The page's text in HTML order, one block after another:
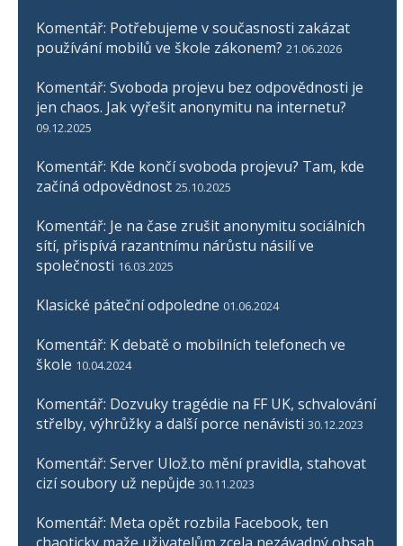
Komentář: Potřebujeme v současnosti zakázat
používání mobilů ve škole zákonem? 21.06.2026
Komentář: Svoboda projevu bez odpovědnosti je
jen chaos. Jak vyřešit anonymitu na internetu?
09.12.2025
Komentář: Kde končí svoboda projevu? Tam, kde
začíná odpovědnost 25.10.2025
Komentář: Je na čase zrušit anonymitu sociálních
sítí, přispívá razantnímu nárůstu násilí ve
společnosti 16.03.2025
Klasické páteční odpoledne 01.06.2024
Komentář: K debatě o mobilních telefonech ve
škole 10.04.2024
Komentář: Dozvuky tragédie na FF UK, schvalování
střelby, výhrůžky a další porce nenávisti 30.12.2023
Komentář: Server Ulož.to mění pravidla, stahovat
cizí soubory už nepůjde 30.11.2023
Komentář: Meta opět rozbila Facebook, ten